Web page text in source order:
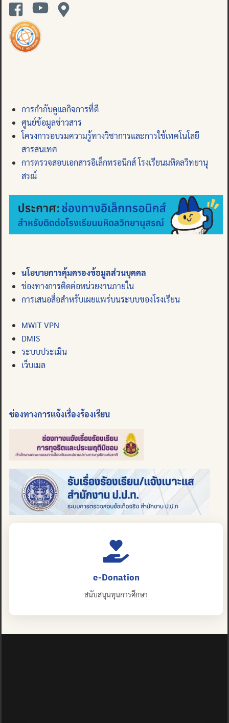
การกำกับดูแลกิจการที่ดี
ศูนย์ข้อมูลข่าวสาร
โครงการอบรมความรู้ทางวิชาการและการใช้เทคโนโลยี
สารสนเทศ
การตรวจสอบเอกสารอิเล็กทรอนิกส์ โรงเรียนมหิดลวิทยานุ
สรณ์
นโยบายการคุ้มครองข้อมูลส่วนบุคคล
ช่องทางการติดต่อหน่วยงานภายใน
การเสนอสื่อสำหรับเผยแพร่บนระบบของโรงเรียน
MWIT VPN
DMIS
ระบบประเมิน
เว็บเมล
ช่องทางการแจ้งเรื่องร้องเรียน
e-Donation
สนับสนุนทุนการศึกษา